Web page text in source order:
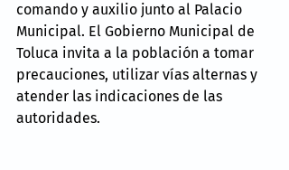
comando y auxilio junto al Palacio
Municipal. El Gobierno Municipal de
Toluca invita a la población a tomar
precauciones, utilizar vías alternas y
atender las indicaciones de las
autoridades.